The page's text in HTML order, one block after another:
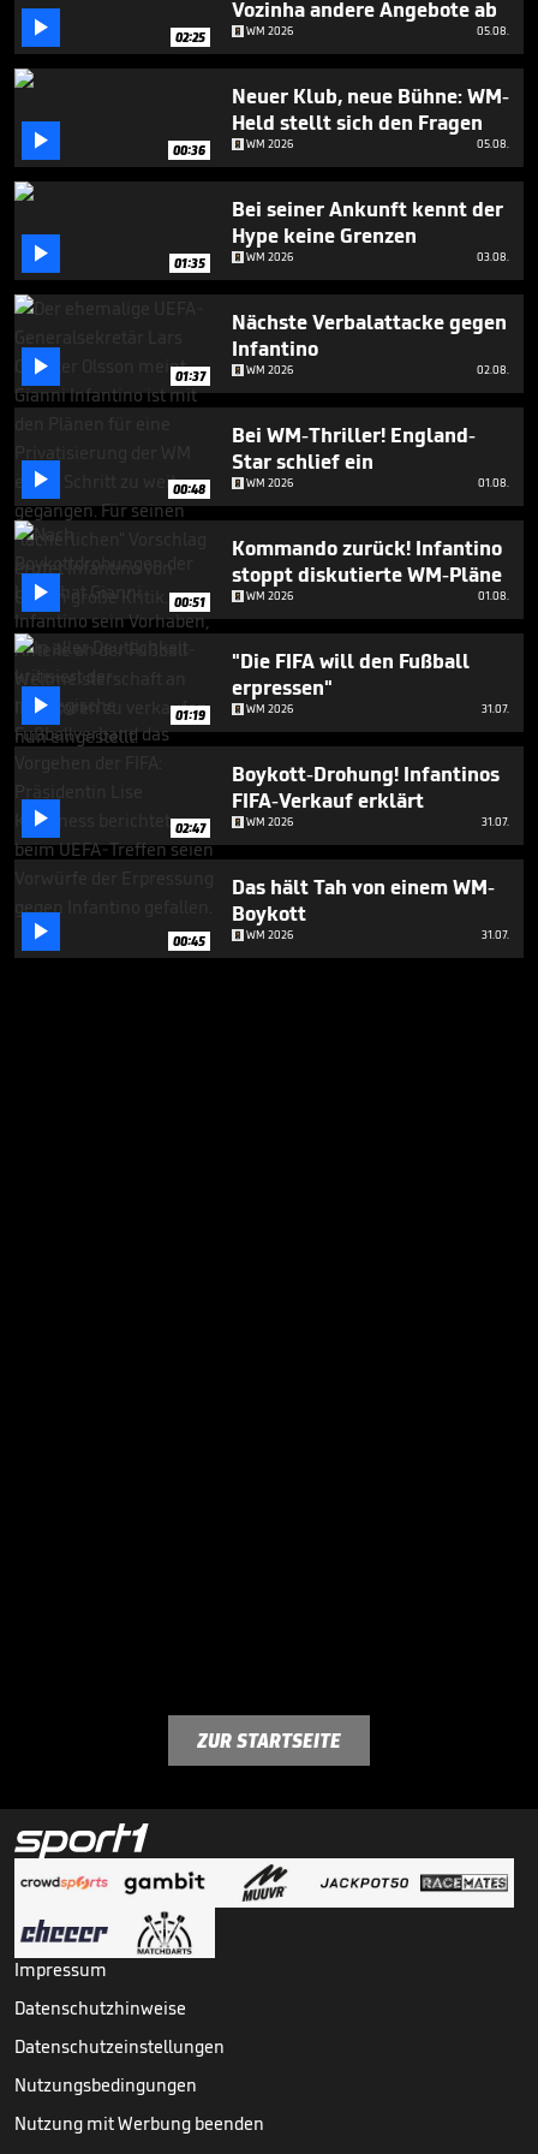
5
minutes,
25
seconds
 02:25
Vozinha andere Angebote ab
WM 2026 05.08.
 00:36
Neuer Klub, neue Bühne: WM-
Held stellt sich den Fragen
WM 2026 05.08.
 01:35
Bei seiner Ankunft kennt der
Hype keine Grenzen
WM 2026 03.08.
 01:37
Nächste Verbalattacke gegen
Infantino
WM 2026 02.08.
 00:48
Bei WM-Thriller! England-
Star schlief ein
WM 2026 01.08.
 00:51
Kommando zurück! Infantino
stoppt diskutierte WM-Pläne
WM 2026 01.08.
 01:19
"Die FIFA will den Fußball
erpressen"
WM 2026 31.07.
 02:47
Boykott-Drohung! Infantinos
FIFA-Verkauf erklärt
WM 2026 31.07.
 00:45
Das hält Tah von einem WM-
Boykott
WM 2026 31.07.
ZUR STARTSEITE
Impressum
Datenschutzhinweise
Datenschutzeinstellungen
Nutzungsbedingungen
Nutzung mit Werbung beenden